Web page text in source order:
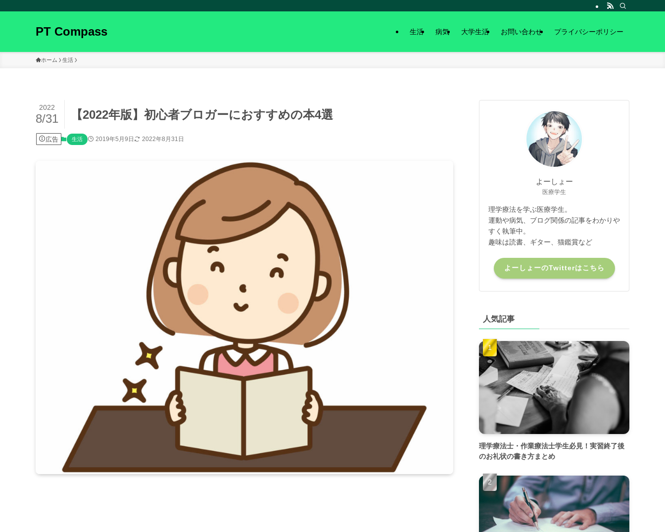
PT Compass 生活 病気 大学生活 お問い合わせ プライバシーポリシー
ホーム 生活
【2022年版】初心者ブロガーにおすすめの本4選
2022
8/31
広告 生活 2019年5月9日 2022年8月31日
よーしょー
医療学生
理学療法を学ぶ医療学生。
運動や病気、ブログ関係の記事をわかりや
すく執筆中。
趣味は読書、ギター、猫鑑賞など
よーしょーのTwitterはこちら
人気記事
理学療法士・作業療法士学生必見！実習終了後
のお礼状の書き方まとめ